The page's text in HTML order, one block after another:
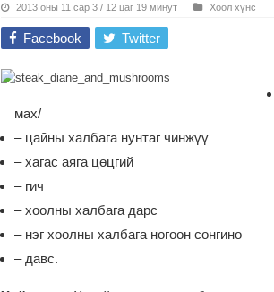
2013 оны 11 сар 3 / 12 цаг 19 минут Хоол хүнс
Facebook Twitter
мах/
– цайны халбага нунтаг чинжүү
– хагас аяга цөцгий
– гич
– хоолны халбага дарс
– нэг хоолны халбага ногоон сонгино
– давс.